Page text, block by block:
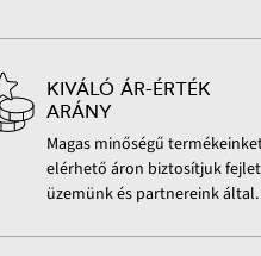
KIVÁLÓ ÁR-ÉRTÉK
ARÁNY
Magas minőségű
elérhető áron biztosítjuk
üzemünk és partnereink által.